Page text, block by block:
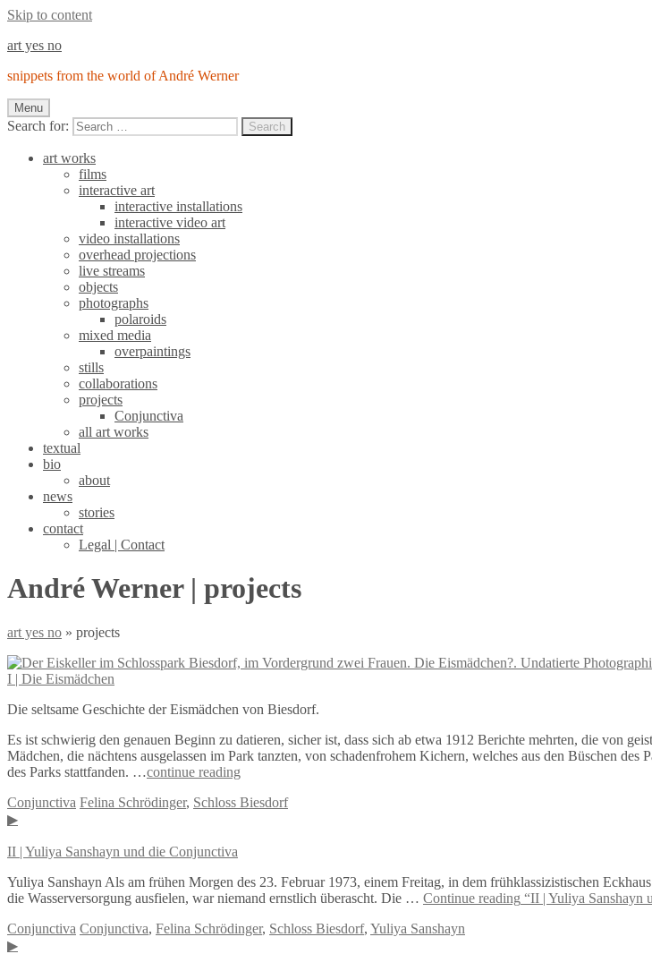
Skip to content
art yes no
snippets from the world of André Werner
Menu
Search for: Search
art works
films
interactive art
interactive installations
interactive video art
video installations
overhead projections
live streams
objects
photographs
polaroids
mixed media
overpaintings
stills
collaborations
projects
Conjunctiva
all art works
textual
bio
about
news
stories
contact
Legal | Contact
André Werner | projects
art yes no » projects
I | Die Eismädchen
Die seltsame Geschichte der Eismädchen von Biesdorf.
Es ist schwierig den genauen Beginn zu datieren, sicher ist, dass sich ab etwa 1912 Berichte mehrten, die von
Mädchen, die nächtens ausgelassen im Park tanzten, von schadenfrohem Kichern, welches aus den Büschen
des Parks stattfanden. …continue reading
Conjunctiva Felina Schrödinger, Schloss Biesdorf
▶
II | Yuliya Sanshayn und die Conjunctiva
Yuliya Sanshayn Als am frühen Morgen des 23. Februar 1973, einem Freitag, in dem frühklassizistischen
die Wasserversorgung ausfielen, war niemand ernstlich überascht. Die … Continue reading “II | Yuliya Sanshayn
Conjunctiva Conjunctiva, Felina Schrödinger, Schloss Biesdorf, Yuliya Sanshayn
▶